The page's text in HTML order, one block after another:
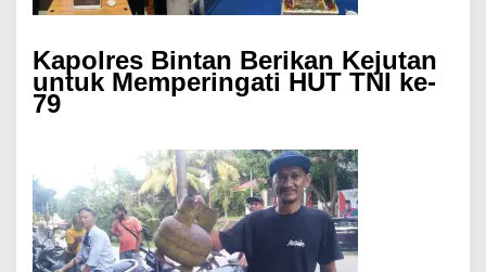
Kapolres Bintan Berikan Kejutan
untuk Memperingati HUT TNI ke-
79